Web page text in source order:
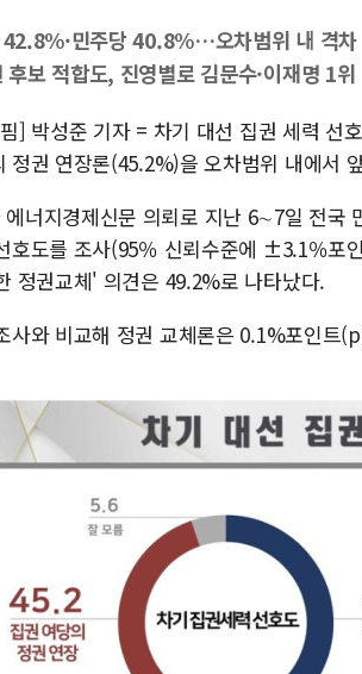
42.8%·민주당 40.8%…오차범위 내 격차
후보 적합도, 진영별로 김문수·이재명 1위
] 박성준 기자 = 차기 대선 집권 세력 선
정권 연장론(45.2%)을 오차범위 내에서
에너지경제신문 의뢰로 지난 6∼7일 전국
호도를 조사(95％ 신뢰수준에 ±3.1％포
정권교체' 의견은 49.2%로 나타났다.
사와 비교해 정권 교체론은 0.1%포인트